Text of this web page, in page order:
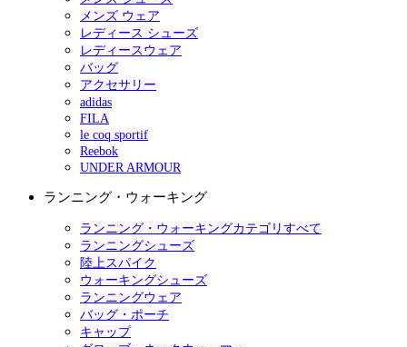
メンズ ウェア
レディース シューズ
レディースウェア
バッグ
アクセサリー
adidas
FILA
le coq sportif
Reebok
UNDER ARMOUR
ランニング・ウォーキング
ランニング・ウォーキングカテゴリすべて
ランニングシューズ
陸上スパイク
ウォーキングシューズ
ランニングウェア
バッグ・ポーチ
キャップ